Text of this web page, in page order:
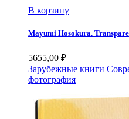
В корзину
Mayumi Hosokura.
5655,00 ₽
Зарубежные книги
фотография